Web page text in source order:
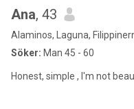
Ana, 43
Alaminos, Laguna,
Söker: Man 45 - 60
Honest, simple , I'm not